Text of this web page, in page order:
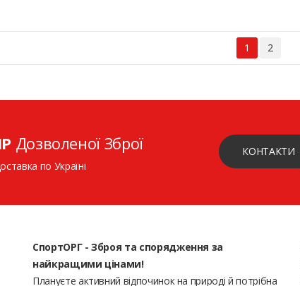
1 2
Дозволеної Зброї
по Україні
КОНТАКТИ
СпортОРГ - Зброя та спорядження за
найкращими цінами!
Плануєте активний відпочинок на природі й потрібна